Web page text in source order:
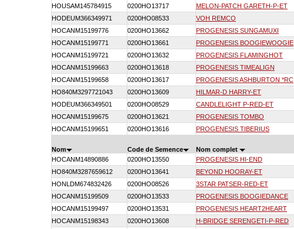
HOUSAM145784915
0200HO13717 MELON-PATCH GARETH-P-ET
HODEUM366349971
0200HO08533 VOH REMCO
HOCANM15199776
0200HO13662 PROGENESIS SUNGAMUXI
HOCANM15199771
0200HO13661 PROGENESIS BOOGIEWOOGIE
HOCANM15199721
0200HO13632 PROGENESIS FLAMINGHOT
HOCANM15199663
0200HO13618 PROGENESIS TIMEALIGN
HOCANM15199658
0200HO13617 PROGENESIS ASHBURTON *RC
HO840M3297721043
0200HO13609 HILMAR-D HARRY-ET
HODEUM366349501
0200HO08529 CANDLELIGHT P-RED-ET
HOCANM15199675
0200HO13621 PROGENESIS TOMBO
HOCANM15199651
0200HO13616 PROGENESIS TIBERIUS
Nom Code de Semence Nom complet
HOCANM14890886
0200HO13550 PROGENESIS HI-END
HO840M3287659612
0200HO13641 BEYOND HOORAY-ET
HONLDM674832426
0200HO08526 3STAR PATSER-RED-ET
HOCANM15199509
0200HO13533 PROGENESIS BOOGIEDANCE
HOCANM15199497
0200HO13531 PROGENESIS HEART2HEART
HOCANM15198343
0200HO13608 H-BRIDGE SERENGETI-P-RED